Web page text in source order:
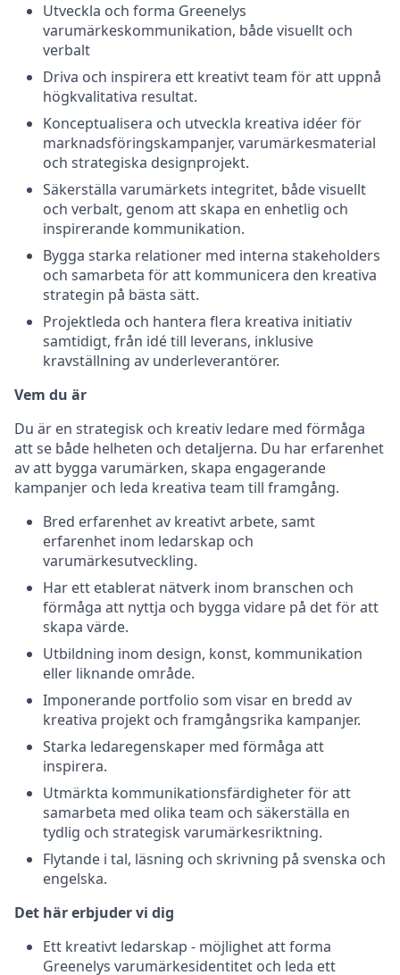
Utveckla och forma Greenelys
varumärkeskommunikation, både visuellt och
verbalt
Driva och inspirera ett kreativt team för att uppnå
högkvalitativa resultat.
Konceptualisera och utveckla kreativa idéer för
marknadsföringskampanjer, varumärkesmaterial
och strategiska designprojekt.
Säkerställa varumärkets integritet, både visuellt
och verbalt, genom att skapa en enhetlig och
inspirerande kommunikation.
Bygga starka relationer med interna stakeholders
och samarbeta för att kommunicera den kreativa
strategin på bästa sätt.
Projektleda och hantera flera kreativa initiativ
samtidigt, från idé till leverans, inklusive
kravställning av underleverantörer.
Vem du är
Du är en strategisk och kreativ ledare med förmåga
att se både helheten och detaljerna. Du har erfarenhet
av att bygga varumärken, skapa engagerande
kampanjer och leda kreativa team till framgång.
Bred erfarenhet av kreativt arbete, samt
erfarenhet inom ledarskap och
varumärkesutveckling.
Har ett etablerat nätverk inom branschen och
förmåga att nyttja och bygga vidare på det för att
skapa värde.
Utbildning inom design, konst, kommunikation
eller liknande område.
Imponerande portfolio som visar en bredd av
kreativa projekt och framgångsrika kampanjer.
Starka ledaregenskaper med förmåga att
inspirera.
Utmärkta kommunikationsfärdigheter för att
samarbeta med olika team och säkerställa en
tydlig och strategisk varumärkesriktning.
Flytande i tal, läsning och skrivning på svenska och
engelska.
Det här erbjuder vi dig
Ett kreativt ledarskap - möjlighet att forma
Greenelys varumärkesidentitet och leda ett